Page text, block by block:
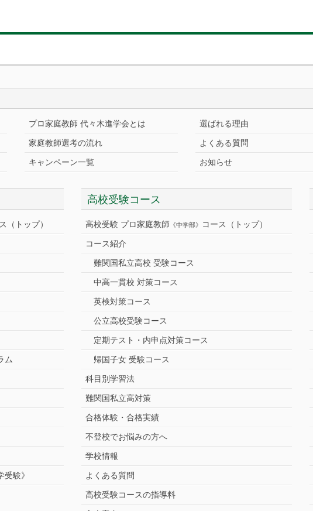
プロ家庭教師 代々木進学会とは 選ばれる理由
家庭教師選考の流れ よくある質問
キャンペーン一覧 お知らせ
（トップ）
ム
験》
高校受験コース
高校受験 プロ家庭教師 《中学部》 コース（トップ）
コース紹介
難関国私立高校 受験コース
中高一貫校 対策コース
英検対策コース
公立高校受験コース
定期テスト・内申点対策コース
帰国子女 受験コース
科目別学習法
難関国私立高対策
合格体験・合格実績
不登校でお悩みの方へ
学校情報
よくある質問
高校受験コースの指導料